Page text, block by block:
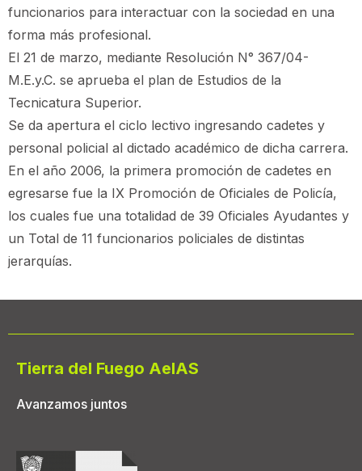
funcionarios para interactuar con la sociedad en una
forma más profesional.
El 21 de marzo, mediante Resolución N° 367/04-
M.E.y.C. se aprueba el plan de Estudios de la
Tecnicatura Superior.
Se da apertura el ciclo lectivo ingresando cadetes y
personal policial al dictado académico de dicha carrera.
En el año 2006, la primera promoción de cadetes en
egresarse fue la IX Promoción de Oficiales de Policía,
los cuales fue una totalidad de 39 Oficiales Ayudantes y
un Total de 11 funcionarios policiales de distintas
jerarquías.
Tierra del Fuego AeIAS
Avanzamos juntos